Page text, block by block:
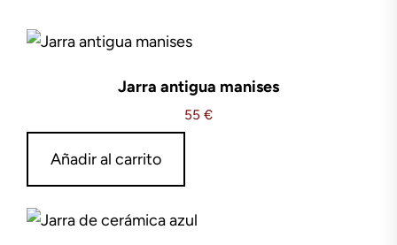
Jarra antigua manises
55 €
Añadir al carrito